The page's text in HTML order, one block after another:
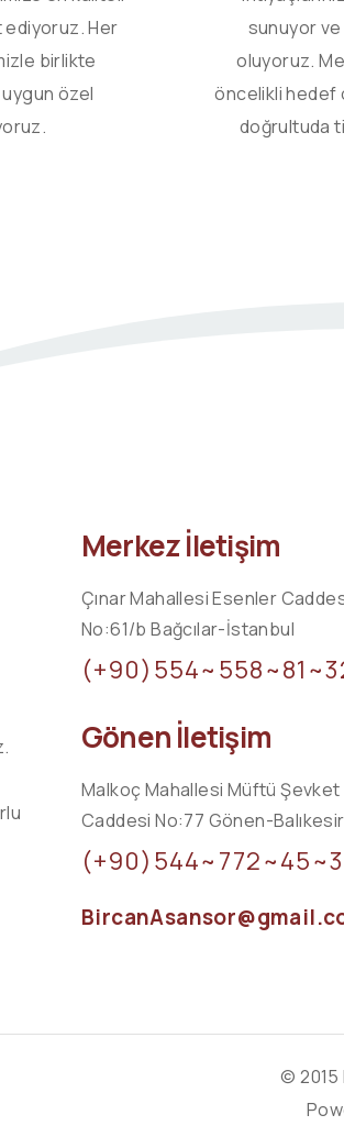
ediyoruz. Her
birlikte
uygun özel
sunuyor ve
oluyoruz.
öncelikli hedef
doğrultuda
Merkez İletişim
Çınar Mahallesi Esenler
No:61/b Bağcılar-İstanbul
Gönen İletişim
Malkoç Mahallesi Müftü Şevket
Caddesi No:77 Gönen-Balıkesir
© 2015